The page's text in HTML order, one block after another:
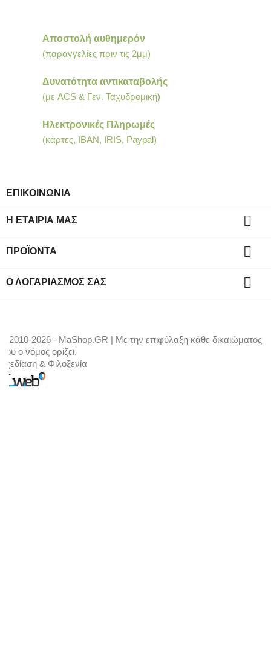
Αποστολή αυθημερόν
(παραγγελίες πριν τις 2μμ)
Δυνατότητα αντικαταβολής
(με ACS & Γεν. Ταχυδρομική)
Ηλεκτρονικές Πληρωμές
(κάρτες, IBAN, IRIS, Paypal)
ΕΠΙΚΟΙΝΩΝΙΑ
Η ΕΤΑΙΡΊΑ ΜΑΣ 
ΠΡΟΪΌΝΤΑ 
Ο ΛΟΓΑΡΙΑΣΜΌΣ ΣΑΣ 
© 2010-2026 - MaShop.GR | Με την επιφύλαξη κάθε δικαιώματος
που ο νόμος ορίζει.
Σχεδίαση & Φιλοξενία